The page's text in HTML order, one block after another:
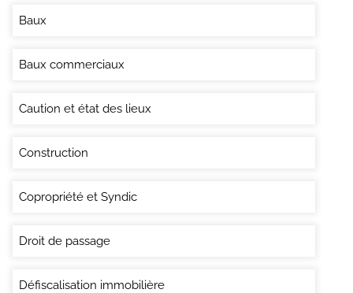
Baux
Baux commerciaux
Caution et état des lieux
Construction
Copropriété et Syndic
Droit de passage
Défiscalisation immobilière